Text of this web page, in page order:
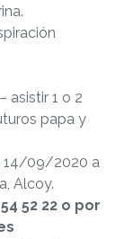
– asistir 1 o 2
papa y
14/09/2020 a
Alcoy.
52 22 o por